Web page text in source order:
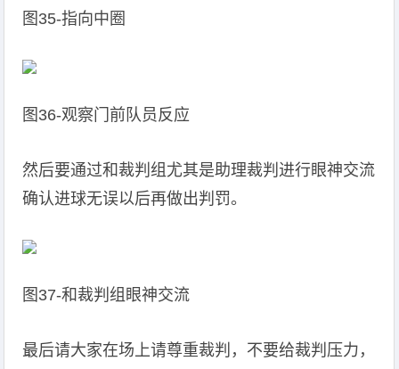
图35-指向中圈
图36-观察门前队员反应
然后要通过和裁判组尤其是助理裁判进行眼神交流
确认进球无误以后再做出判罚。
图37-和裁判组眼神交流
最后请大家在场上请尊重裁判，不要给裁判压力，